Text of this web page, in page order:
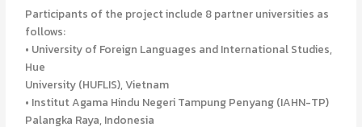
Participants of the project include 8 partner universities as
follows:
• University of Foreign Languages and International Studies,
Hue
University (HUFLIS), Vietnam
• Institut Agama Hindu Negeri Tampung Penyang (IAHN-TP)
Palangka Raya, Indonesia